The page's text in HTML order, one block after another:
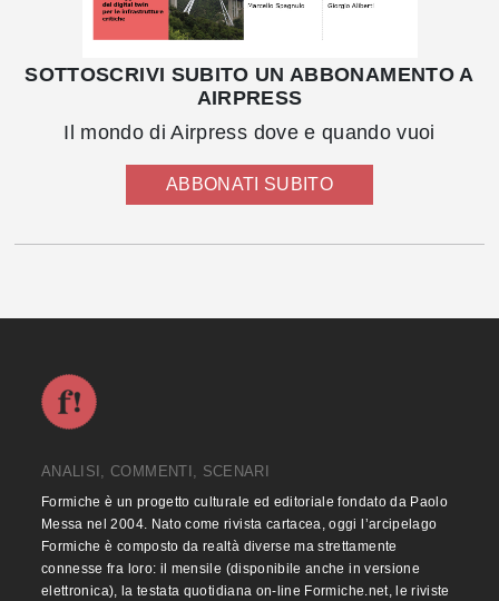
SOTTOSCRIVI SUBITO UN ABBONAMENTO A
AIRPRESS
Il mondo di Airpress dove e quando vuoi
ABBONATI SUBITO
ANALISI, COMMENTI, SCENARI
Formiche è un progetto culturale ed editoriale fondato da Paolo
Messa nel 2004. Nato come rivista cartacea, oggi l’arcipelago
Formiche è composto da realtà diverse ma strettamente
connesse fra loro: il mensile (disponibile anche in versione
elettronica), la testata quotidiana on-line Formiche.net, le riviste